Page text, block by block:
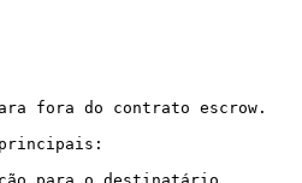
fora do contrato escrow.
principais: